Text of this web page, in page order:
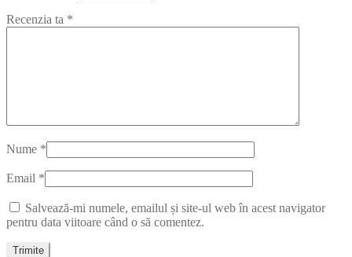
Recenzia ta *
Nume *
Email *
Salvează-mi numele, emailul și site-ul web în acest navigator
pentru data viitoare când o să comentez.